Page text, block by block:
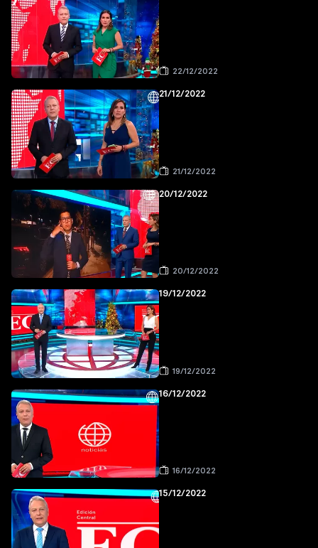
22/12/2022
21/12/2022
21/12/2022
20/12/2022
20/12/2022
19/12/2022
19/12/2022
16/12/2022
16/12/2022
15/12/2022